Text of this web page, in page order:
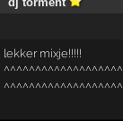
lekker mixje!!!!!